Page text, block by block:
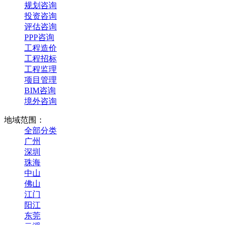
规划咨询
投资咨询
评估咨询
PPP咨询
工程造价
工程招标
工程监理
项目管理
BIM咨询
境外咨询
地域范围：
全部分类
广州
深圳
珠海
中山
佛山
江门
阳江
东莞